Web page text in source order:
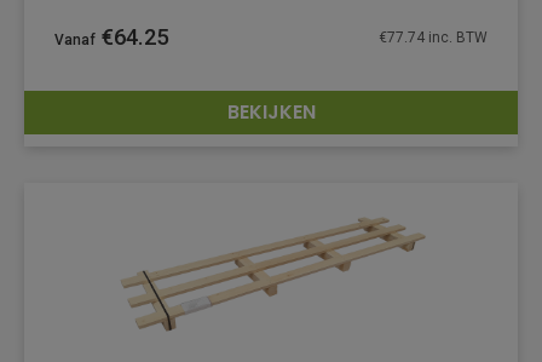
DETAILS
€64.25 €77.74 inc. BTW
BEKIJKEN